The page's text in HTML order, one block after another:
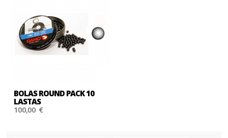
BOLAS ROUND PACK 10
LASTAS
100,00 €